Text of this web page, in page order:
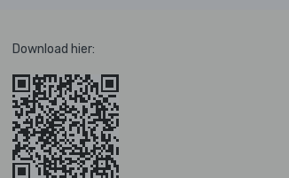
Download hier: